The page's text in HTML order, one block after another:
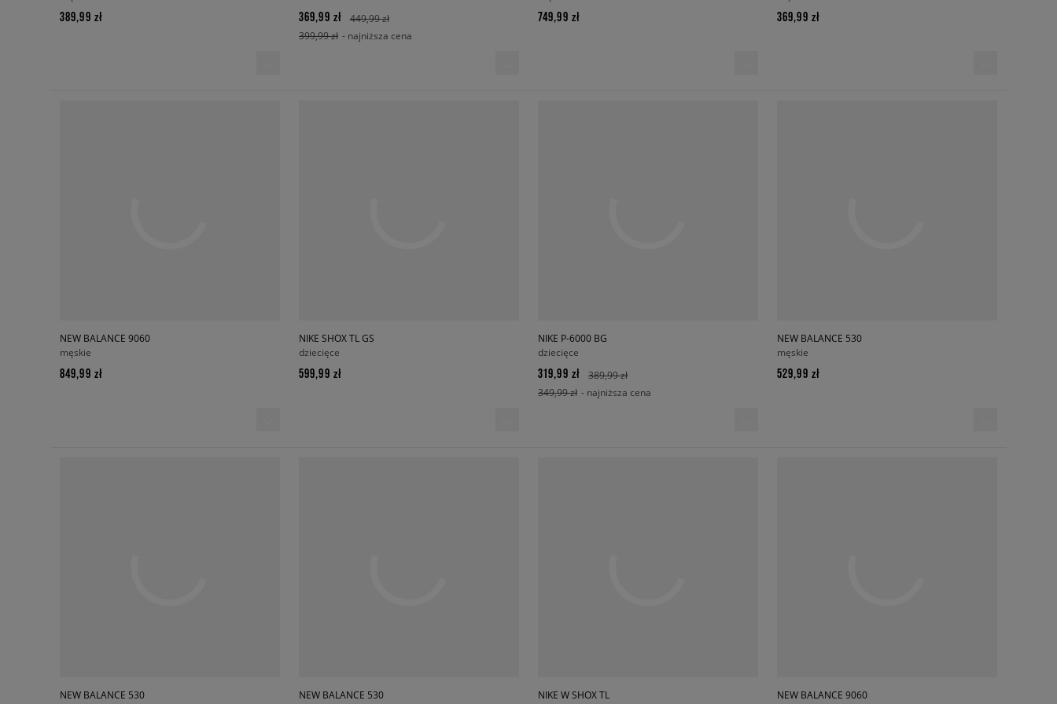
389,99 zł 369,99 zł
449,99 zł
399,99 zł - najniższa cena
749,99 zł 369,99 zł
NEW BALANCE 9060
męskie
849,99 zł
NIKE SHOX TL GS
dziecięce
599,99 zł
NIKE P-6000 BG
dziecięce
319,99 zł
389,99 zł
349,99 zł - najniższa cena
NEW BALANCE 530
męskie
529,99 zł
NEW BALANCE 530
NEW BALANCE 530
NIKE W SHOX TL
NEW BALANCE 9060